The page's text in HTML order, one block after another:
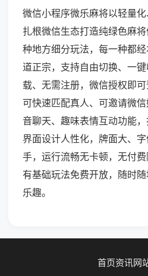
微信小程序微乐麻将以轻量化
扎根微信生态打造纯绿色麻
种地方细分玩法，每一种都
道正宗，支持自由切换、一
载、无需注册，微信授权即可
可快速匹配真人、可邀请微
音聊天、趣味表情互动功能，
界面设计人性化，牌面大、
手，运行流畅无卡顿，无付
有基础玩法免费开放，随时
乐趣。
首页资讯网